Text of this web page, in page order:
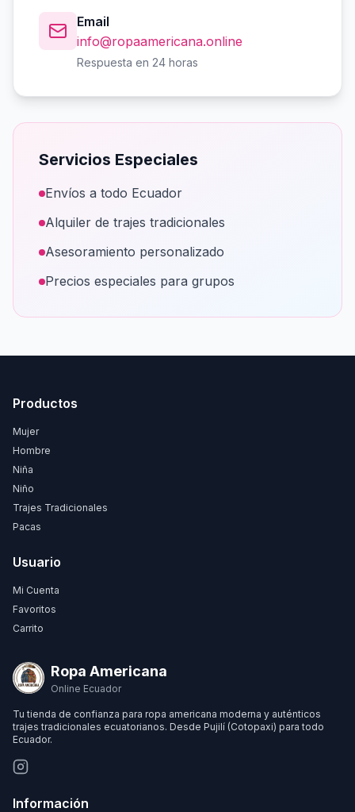
Email
info@ropaamericana.online
Respuesta en 24 horas
Servicios Especiales
Envíos a todo Ecuador
Alquiler de trajes tradicionales
Asesoramiento personalizado
Precios especiales para grupos
Productos
Mujer
Hombre
Niña
Niño
Trajes Tradicionales
Pacas
Usuario
Mi Cuenta
Favoritos
Carrito
Ropa Americana
Online Ecuador
Tu tienda de confianza para ropa americana moderna y auténticos
trajes tradicionales ecuatorianos. Desde Pujilí (Cotopaxi) para todo
Ecuador.
Información